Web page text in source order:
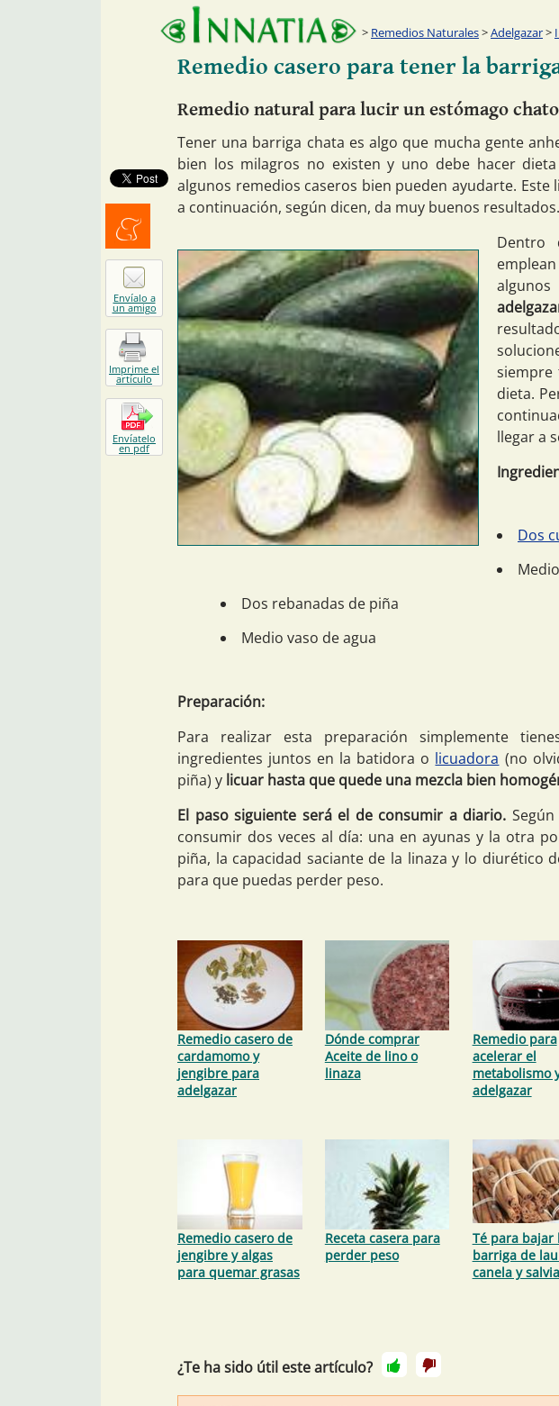
Remedios Naturales>Adelgazar>
Remedio casero para tener la
Remedio natural para lucir un estómago chato
Tener una barriga chata es algo que mucha gente
bien los milagros no existen y uno debe hacer
algunos remedios caseros bien pueden ayudarte.
a continuación, según dicen, da muy buenos resultados.
Dentro
algunos
siempre
dieta.
llegar a
Dos
Dos rebanadas de piña
Medio vaso de agua
Preparación:
Para realizar esta preparación simplemente
ingredientes juntos en la batidora o licuadora (no
piña) y licuar hasta que quede una mezcla bien
El paso siguiente será el de consumir a diario.
consumir dos veces al día: una en ayunas y la otra
piña, la capacidad saciante de la linaza y lo diurético
para que puedas perder peso.
Remedio casero de
cardamomo y
jengibre para
adelgazar
Dónde comprar
Aceite de lino o
linaza
Remedio para
acelerar el
metabolismo
adelgazar
Remedio casero de
jengibre y algas
para quemar grasas
Receta casera para
perder peso
Té para bajar
barriga de
canela y salvia
¿Te ha sido útil este artículo?
Menéalo
Envíalo a
un amigo
Imprime el
artículo
Envíatelo
en pdf